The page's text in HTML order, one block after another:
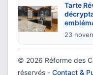
Tarte
23
© 2026 Réforme des
réservés - Contact &